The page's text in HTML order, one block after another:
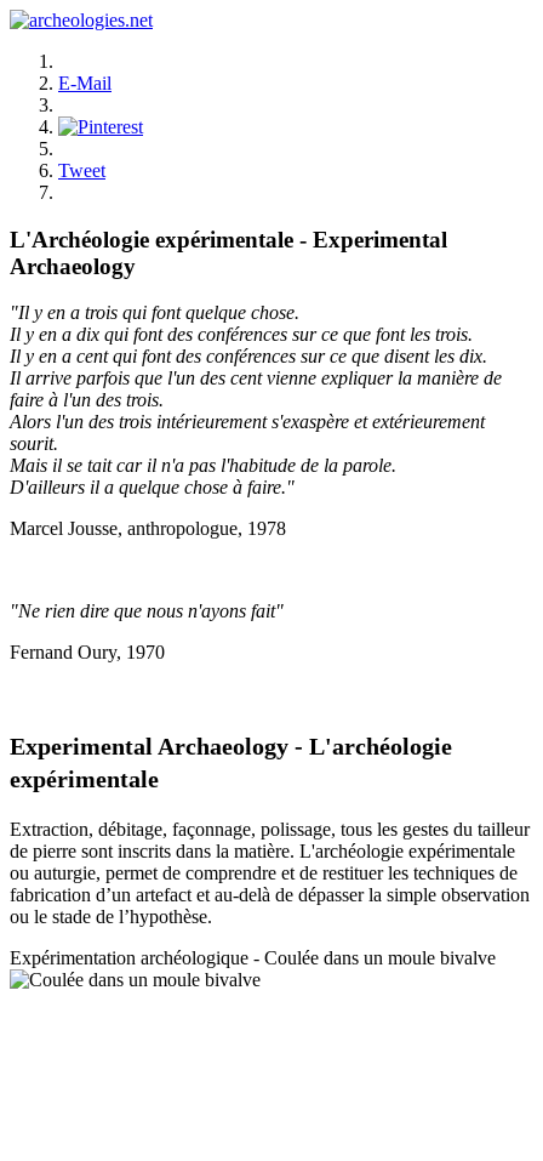
E-Mail
Tweet
L'Archéologie expérimentale - Experimental
Archaeology
"Il y en a trois qui font quelque chose.
Il y en a dix qui font des conférences sur ce que font les trois.
Il y en a cent qui font des conférences sur ce que disent les dix.
Il arrive parfois que l'un des cent vienne expliquer la manière de
faire à l'un des trois.
Alors l'un des trois intérieurement s'exaspère et extérieurement
sourit.
Mais il se tait car il n'a pas l'habitude de la parole.
D'ailleurs il a quelque chose à faire."
Marcel Jousse, anthropologue, 1978
"Ne rien dire que nous n'ayons fait"
Fernand Oury, 1970
Experimental Archaeology - L'archéologie
expérimentale
Extraction, débitage, façonnage, polissage, tous les gestes du tailleur
de pierre sont inscrits dans la matière. L'archéologie expérimentale
ou auturgie, permet de comprendre et de restituer les techniques de
fabrication d’un artefact et au-delà de dépasser la simple observation
ou le stade de l’hypothèse.
Expérimentation archéologique - Coulée dans un moule bivalve